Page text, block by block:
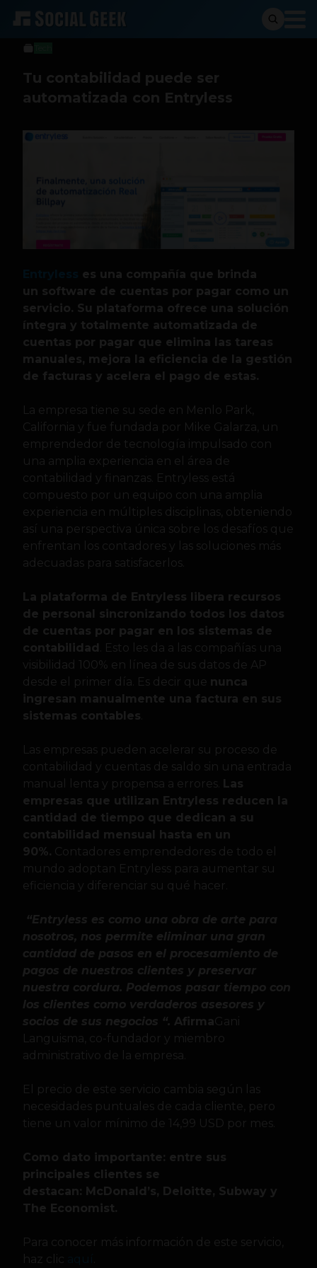
Andres Taborda
31 de enero de 2018
Tu contabilidad puede ser
automatizada con Entryless
es una compañía que brinda
un software de cuentas por pagar como un
servicio. Su plataforma ofrece una solución
íntegra y totalmente automatizada de
cuentas por pagar que elimina las tareas
manuales, mejora la eficiencia de la gestión
de facturas y acelera el pago de estas.
La empresa tiene su sede en Menlo Park,
California y fue fundada por Mike Galarza, un
emprendedor de tecnología impulsado con
una amplia experiencia en el área de
contabilidad y finanzas. Entryless está
compuesto por un equipo con una amplia
experiencia en múltiples disciplinas, obteniendo
así una perspectiva única sobre los desafíos que
enfrentan los contadores y las soluciones más
adecuadas para satisfacerlos.
La plataforma de Entryless libera recursos
de personal sincronizando todos los datos
de cuentas por pagar en los sistemas de
contabilidad
. Esto les da a las compañías una
visibilidad 100% en línea de sus datos de AP
desde el primer día. Es decir que nunca
ingresan manualmente una factura en sus
sistemas contables
Las empresas pueden acelerar su proceso de
contabilidad y cuentas de saldo sin una entrada
manual lenta y propensa a errores.
Las
empresas que utilizan Entryless reducen la
cantidad de tiempo que dedican a su
contabilidad mensual hasta en un
90%. Contadores emprendedores de todo el
mundo adoptan Entryless para aumentar su
eficiencia y diferenciar su qué hacer.
“Entryless es como una obra de arte para
nosotros, nos permite eliminar una gran
cantidad de pasos en el procesamiento de
pagos de nuestros clientes y preservar
nuestra cordura. Podemos pasar tiempo con
los clientes como verdaderos asesores y
socios de sus negocios “. AfirmaGani
Languisma, co-fundador y miembro
administrativo de la empresa.
El precio de este servicio cambia según las
necesidades puntuales de cada cliente, pero
tiene un valor mínimo de 14,99 USD por mes.
Como dato importante: entre sus
principales clientes se
destacan: McDonald’s, Deloitte, Subway y
The Economist.
Para conocer más información de este servicio,
haz clic